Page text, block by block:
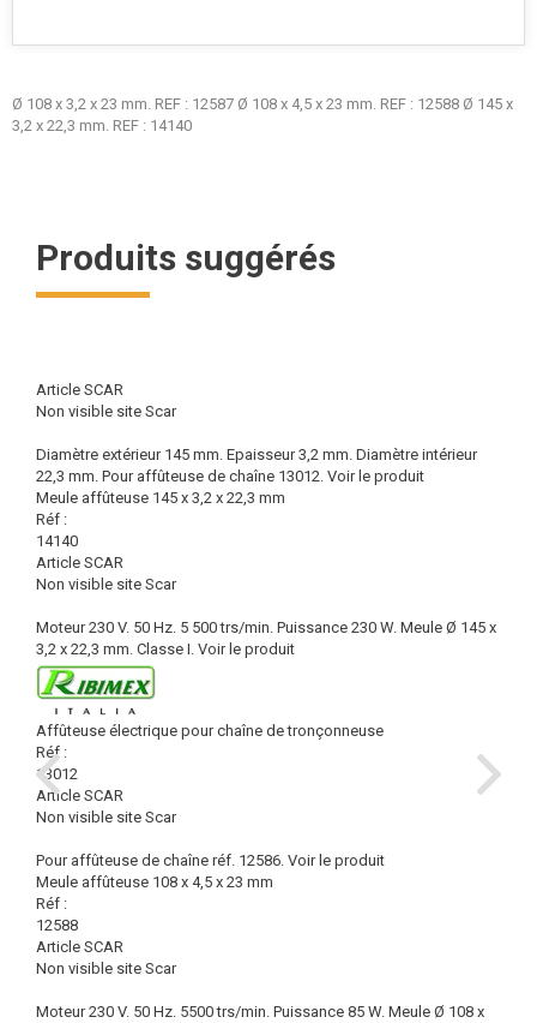
Ø 108 x 3,2 x 23 mm. REF : 12587 Ø 108 x 4,5 x 23 mm. REF : 12588 Ø 145 x
3,2 x 22,3 mm. REF : 14140
Produits suggérés
Article SCAR
Non visible site Scar
Diamètre extérieur 145 mm. Epaisseur 3,2 mm. Diamètre intérieur
22,3 mm. Pour affûteuse de chaîne 13012. Voir le produit
Meule affûteuse 145 x 3,2 x 22,3 mm
Réf :
14140
Article SCAR
Non visible site Scar
Moteur 230 V. 50 Hz. 5 500 trs/min. Puissance 230 W. Meule Ø 145 x
3,2 x 22,3 mm. Classe I. Voir le produit
Affûteuse électrique pour chaîne de tronçonneuse
Réf :
13012
Article SCAR
Non visible site Scar
Pour affûteuse de chaîne réf. 12586. Voir le produit
Meule affûteuse 108 x 4,5 x 23 mm
Réf :
12588
Article SCAR
Non visible site Scar
Moteur 230 V. 50 Hz. 5500 trs/min. Puissance 85 W. Meule Ø 108 x